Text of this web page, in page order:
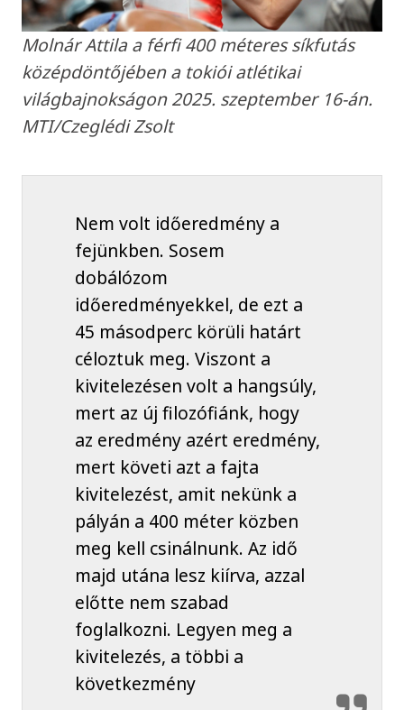
Molnár Attila a férfi 400 méteres síkfutás
középdöntőjében a tokiói atlétikai
világbajnokságon 2025. szeptember 16-án.
MTI/Czeglédi Zsolt
Nem volt időeredmény a
fejünkben. Sosem
dobálózom
időeredményekkel, de ezt a
45 másodperc körüli határt
céloztuk meg. Viszont a
kivitelezésen volt a hangsúly,
mert az új filozófiánk, hogy
az eredmény azért eredmény,
mert követi azt a fajta
kivitelezést, amit nekünk a
pályán a 400 méter közben
meg kell csinálnunk. Az idő
majd utána lesz kiírva, azzal
előtte nem szabad
foglalkozni. Legyen meg a
kivitelezés, a többi a
következmény